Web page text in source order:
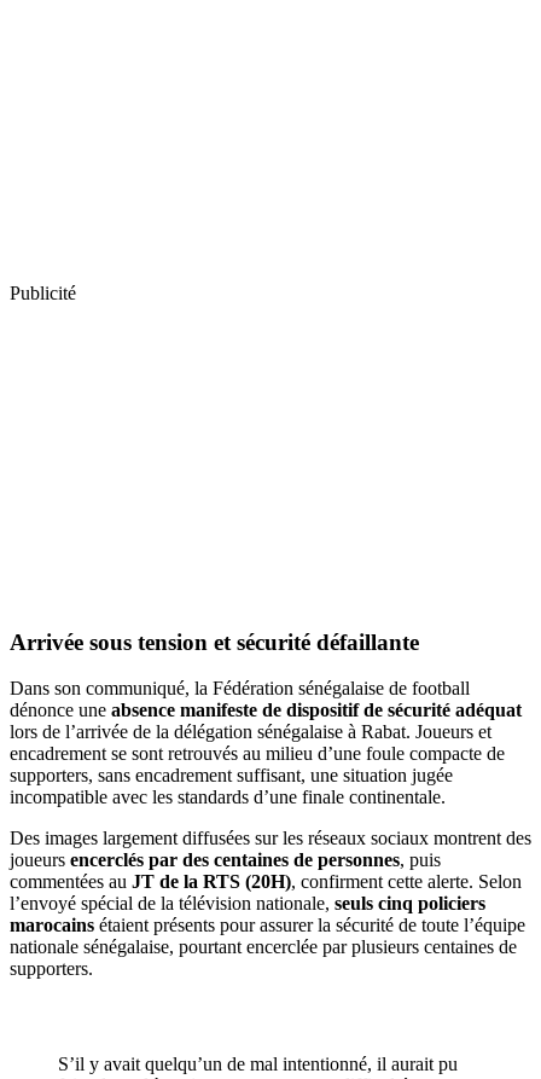
Publicité
Arrivée sous tension et sécurité défaillante
Dans son communiqué, la Fédération sénégalaise de football
dénonce une absence manifeste de dispositif de sécurité adéquat
lors de l’arrivée de la délégation sénégalaise à Rabat. Joueurs et
encadrement se sont retrouvés au milieu d’une foule compacte de
supporters, sans encadrement suffisant, une situation jugée
incompatible avec les standards d’une finale continentale.
Des images largement diffusées sur les réseaux sociaux montrent des
joueurs encerclés par des centaines de personnes, puis
commentées au JT de la RTS (20H), confirment cette alerte. Selon
l’envoyé spécial de la télévision nationale, seuls cinq policiers
marocains étaient présents pour assurer la sécurité de toute l’équipe
nationale sénégalaise, pourtant encerclée par plusieurs centaines de
supporters.
S’il y avait quelqu’un de mal intentionné, il aurait pu